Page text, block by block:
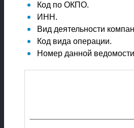
Код по ОКПО.
ИНН.
Вид деятельности
Код вида операции.
Номер данной